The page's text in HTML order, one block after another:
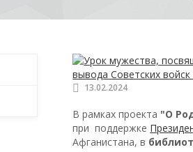
13.02.2024
В рамках проекта "О
при поддержке
Афганистана, в